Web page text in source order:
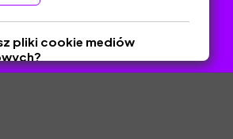
chronione Prawem Autorskim.
pliki cookie mediów